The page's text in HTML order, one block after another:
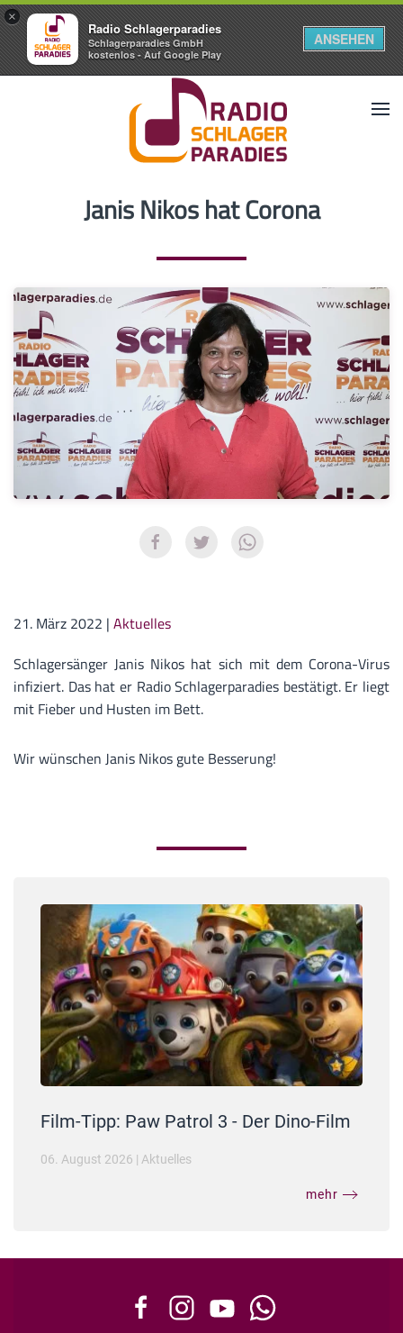
×
Radio Schlagerparadies
Schlagerparadies GmbH
kostenlos - Auf Google Play
ANSEHEN
Janis Nikos hat Corona
21. März 2022 | Aktuelles
Schlagersänger Janis Nikos hat sich mit dem Corona-Virus
infiziert. Das hat er Radio Schlagerparadies bestätigt. Er liegt
mit Fieber und Husten im Bett.
Wir wünschen Janis Nikos gute Besserung!
Film-Tipp: Paw Patrol 3 - Der Dino-Film
06. August 2026 | Aktuelles
mehr